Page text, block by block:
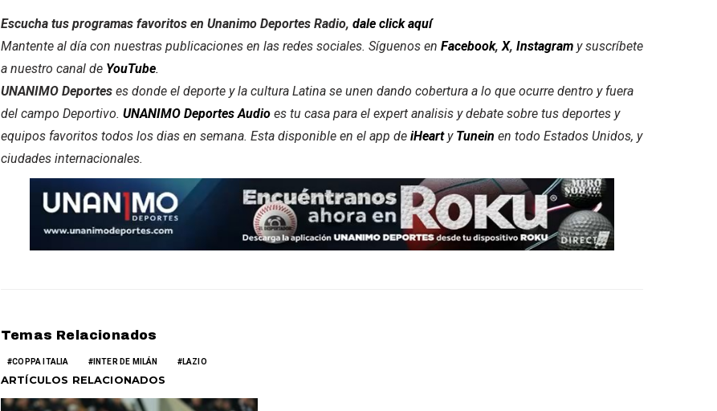
Escucha tus programas favoritos en Unanimo Deportes Radio, dale click aquí
Mantente al día con nuestras publicaciones en las redes sociales. Síguenos en Facebook, X, Instagram y suscríbete
a nuestro canal de YouTube.
UNANIMO Deportes es donde el deporte y la cultura Latina se unen dando cobertura a lo que ocurre dentro y fuera
del campo Deportivo. UNANIMO Deportes Audio es tu casa para el expert analisis y debate sobre tus deportes y
equipos favoritos todos los dias en semana. Esta disponible en el app de iHearty Tunein en todo Estados Unidos, y
ciudades internacionales.
Temas Relacionados
COPPA ITALIA INTER DE MILÁN LAZIO
ARTÍCULOS RELACIONADOS